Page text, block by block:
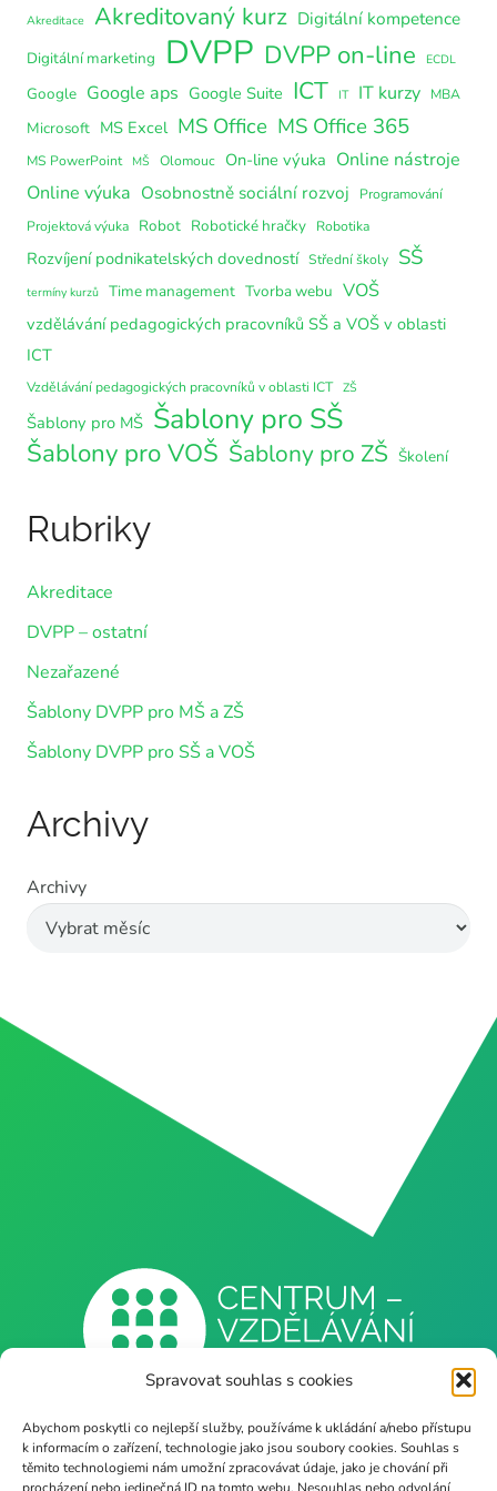
Spravovat souhlas s cookies
Abychom poskytli co nejlepší služby, používáme k ukládání a/nebo přístupu
k informacím o zařízení, technologie jako jsou soubory cookies. Souhlas s
těmito technologiemi nám umožní zpracovávat údaje, jako je chování při
Akreditace Akreditovaný kurz Digitální kompetence
Digitální marketing DVPP DVPP on-line ECDL
Google Google aps Google Suite ICT IT IT kurzy MBA
Microsoft MS Excel MS Office MS Office 365
MS PowerPoint MŠ Olomouc On-line výuka Online nástroje
Online výuka Osobnostně sociální rozvoj
Programování
Projektová výuka
Robot Robotické hračky Robotika
Rozvíjení podnikatelských dovedností Střední školy SŠ
termíny kurzů Time management Tvorba webu VOŠ
vzdělávání pedagogických pracovníků SŠ a VOŠ v oblasti
ICT
Vzdělávání pedagogických pracovníků v oblasti ICT ZŠ
Šablony pro MŠ Šablony pro SŠ
Šablony pro VOŠ Šablony pro ZŠ Školení
Rubriky
Akreditace
DVPP – ostatní
Nezařazené
Šablony DVPP pro MŠ a ZŠ
Šablony DVPP pro SŠ a VOŠ
Archivy
Archivy
Naše webové stránky